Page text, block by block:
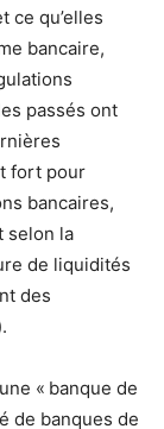
ce qu’elles
bancaire,
passés ont
fort pour
bancaires,
selon la
de liquidités
des
« banque de
de banques de